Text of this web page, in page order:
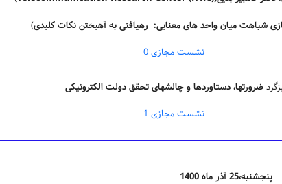
شباهت میان واحد های معنایی: رهیافتی به آهیختن نکات کلیدی)
نشست مجازی 0
ضرورتها، دستاوردها و چالشهای تحقق دولت الکترونیکی
نشست مجازی 1
پنج­شنبه،25 آذر ماه 1400